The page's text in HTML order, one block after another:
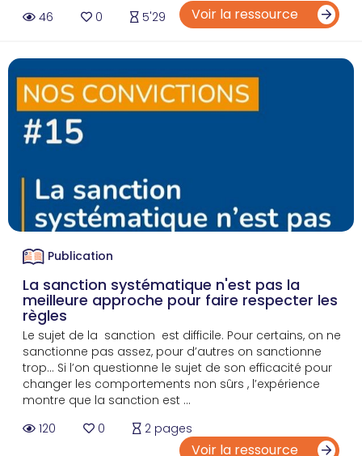
46
0 5'29 Voir la ressource
Publication
La sanction systématique n'est pas la
meilleure approche pour faire respecter les
règles
Le sujet de la sanction est difficile. Pour certains, on ne
sanctionne pas assez, pour d’autres on sanctionne
trop… Si l’on questionne le sujet de son efficacité pour
changer les comportements non sûrs , l’expérience
montre que la sanction est ...
120
0 2 pages
Voir la ressource